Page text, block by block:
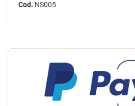
Cod. NS005